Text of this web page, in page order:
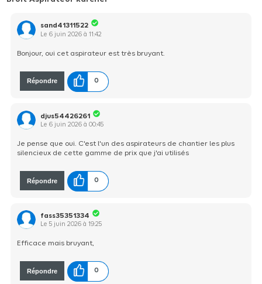
sand41311522
Le6 juin 2026 à11:42
Bonjour, oui cet aspirateur est très bruyant.
Répondre 0
djus54426261
Le6 juin 2026 à00:45
Je pense que oui. C'est l'un des aspirateurs de chantier les plus
silencieux de cette gamme de prix que j'ai utilisés
Répondre 0
fass35351334
Le5 juin 2026 à19:25
Efficace mais bruyant,
Répondre 0